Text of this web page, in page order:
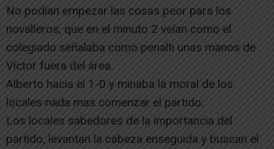
No podían empezar las cosas peor para los
novalleros, que en el minuto 2 veían como el
colegiado señalaba como penalti unas manos de
Víctor fuera del área.
Alberto hacia el 1-0 y minaba la moral de los
locales nada mas comenzar el partido.
Los locales sabedores de la importancia del
partido, levantan la cabeza enseguida y buscan el